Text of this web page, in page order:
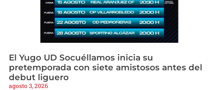
El Yugo UD Socuéllamos inicia su
pretemporada con siete amistosos antes del
debut liguero
agosto 3, 2026